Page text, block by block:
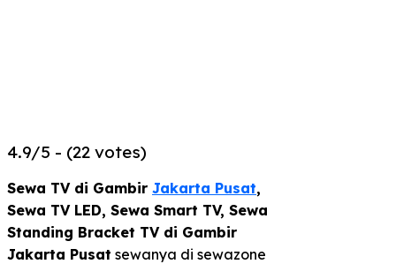
4.9/5 - (22 votes)
Sewa TV di Gambir Jakarta Pusat,
Sewa TV LED, Sewa Smart TV, Sewa
Standing Bracket TV di Gambir
Jakarta Pusat sewanya di sewazone